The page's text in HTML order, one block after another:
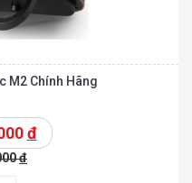
M2 Chính Hãng
đ
đ